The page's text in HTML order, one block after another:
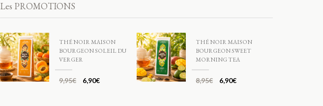
Les PROMOTIONS
THÉ NOIR MAISON
BOURGEON SOLEIL DU
VERGER
9,95€ 6,90€
THÉ NOIR MAISON
BOURGEON SWEET
MORNING TEA
8,95€ 6,90€